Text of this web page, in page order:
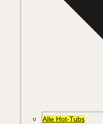
Alle Hot-Tubs